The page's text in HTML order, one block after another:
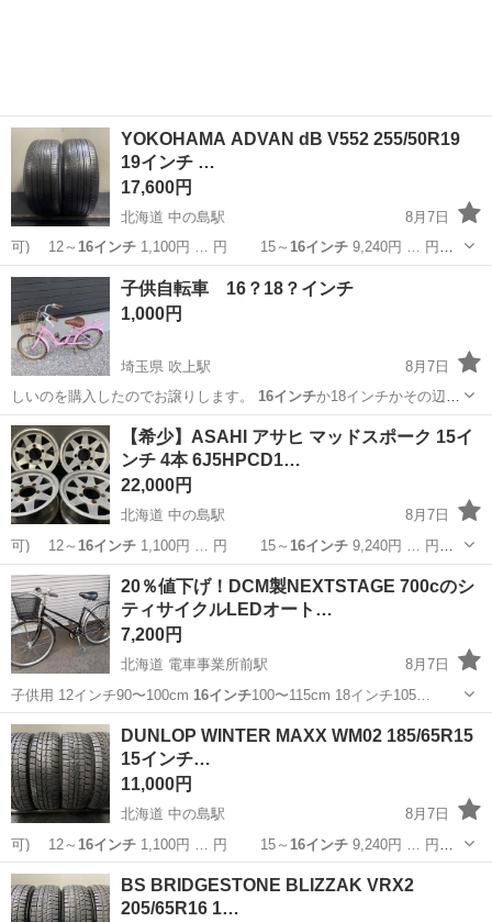
YOKOHAMA ADVAN dB V552 255/50R19
19インチ …
17,600円
北海道 中の島駅
8月7日
可) 12～ 16インチ1,100円 … 円 15～ 16インチ9,240円 … 円
15～16インチ10,560円… 】 15～16インチ11,880円… ■組
替16インチ まで 1,10...
北海道 札幌市 中の島駅 タイヤ、ホイール
子供自転車 16？18？インチ
1,000円
埼玉県 吹上駅
8月7日
しいのを購入したのでお譲りします。 16インチか18インチかその辺で
す。 鍵は付い…
埼玉 鴻巣市 吹上駅 子供用自転車
【希少】ASAHI アサヒ マッドスポーク 15イ
ンチ 4本 6J5HPCD1…
22,000円
北海道 中の島駅
8月7日
可) 12～ 16インチ1,100円 … 円 15～ 16インチ9,240円 … 円
15～16インチ10,560円… 】 15～16インチ11,880円… ■組
替16インチまで 1,10...
北海道 札幌市 中の島駅 タイヤ、ホイール
20％値下げ！DCM製NEXTSTAGE 700cのシ
ティサイクルLEDオート…
7,200円
北海道 電車事業所前駅
8月7日
子供用 12インチ90〜100cm 16インチ100〜115cm 18インチ105…
北海道 札幌市
DUNLOP WINTER MAXX WM02 185/65R15
15インチ…
11,000円
北海道 中の島駅
8月7日
可) 12～ 16インチ1,100円 … 円 15～ 16インチ9,240円 … 円
15～16インチ10,560円… 】 15～16インチ11,880円… ■組
替16インチまで 1,10...
北海道 札幌市
BS BRIDGESTONE BLIZZAK VRX2
205/65R16 1…